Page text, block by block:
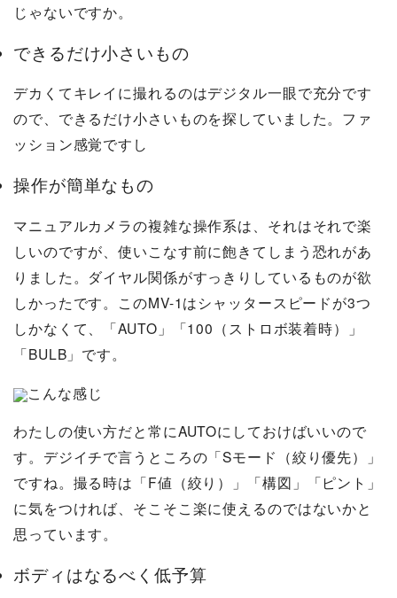
じゃないですか。
できるだけ小さいもの
デカくてキレイに撮れるのはデジタル一眼で充分です
ので、できるだけ小さいものを探していました。ファ
ッション感覚ですし
操作が簡単なもの
マニュアルカメラの複雑な操作系は、それはそれで楽
しいのですが、使いこなす前に飽きてしまう恐れがあ
りました。ダイヤル関係がすっきりしているものが欲
しかったです。このMV-1はシャッタースピードが3つ
しかなくて、「AUTO」「100（ストロボ装着時）」
「BULB」です。
こんな感じ
わたしの使い方だと常にAUTOにしておけばいいので
す。デジイチで言うところの「Sモード（絞り優先）」
ですね。撮る時は「F値（絞り）」「構図」「ピント」
に気をつければ、そこそこ楽に使えるのではないかと
思っています。
ボディはなるべく低予算